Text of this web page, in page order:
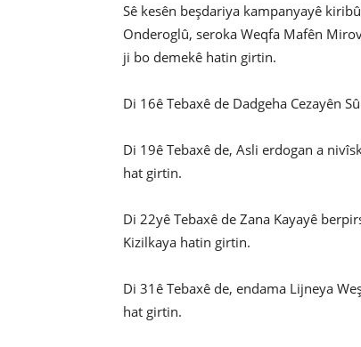
Sê kesên beşdariya kampanyayê
Onderoglû, seroka Weqfa Mafên
ji bo demekê hatin girtin.
Di 16ê Tebaxê de Dadgeha Cezayên
Di 19ê Tebaxê de, Asli erdogan a
hat girtin.
Di 22yê Tebaxê de Zana Kayayê
Kizilkaya hatin girtin.
Di 31ê Tebaxê de, endama Lijneya
hat girtin.